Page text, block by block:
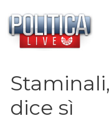
contenuto
dice sì